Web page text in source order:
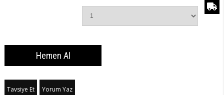
Tavsiye Et Yorum Yaz